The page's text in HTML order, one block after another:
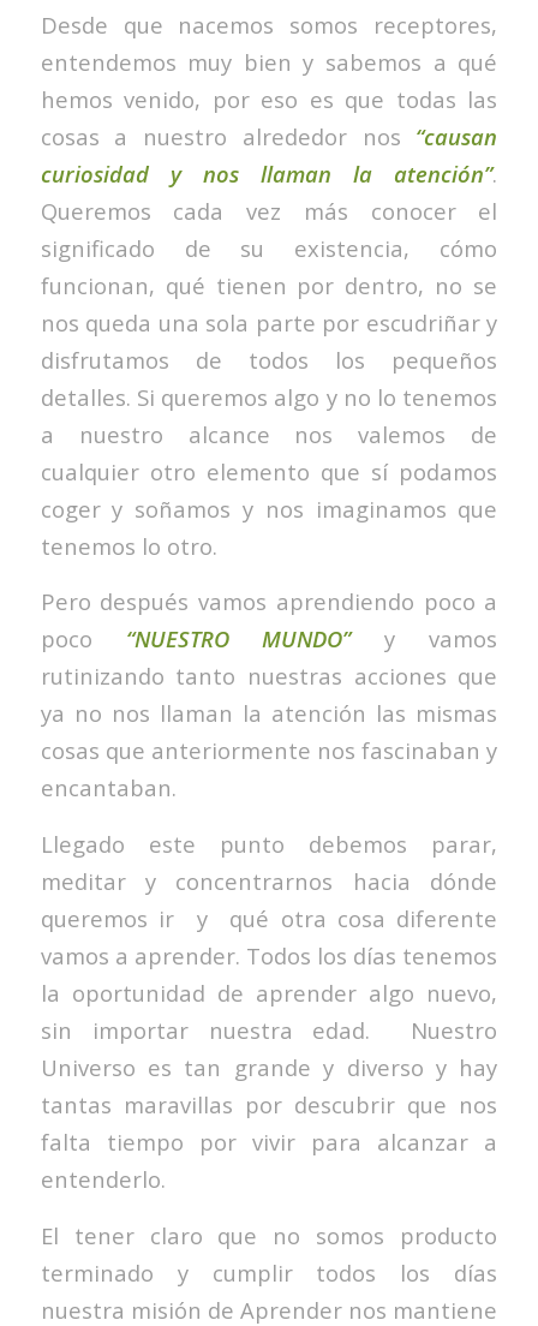
Desde que nacemos somos receptores,
entendemos muy bien y sabemos a qué
hemos venido, por eso es que todas las
cosas a nuestro alrededor nos “causan
curiosidad y nos llaman la atención”.
Queremos cada vez más conocer el
significado de su existencia, cómo
funcionan, qué tienen por dentro, no se
nos queda una sola parte por escudriñar y
disfrutamos de todos los pequeños
detalles. Si queremos algo y no lo tenemos
a nuestro alcance nos valemos de
cualquier otro elemento que sí podamos
coger y soñamos y nos imaginamos que
tenemos lo otro.
Pero después vamos aprendiendo poco a
poco “NUESTRO MUNDO”y vamos
rutinizando tanto nuestras acciones que
ya no nos llaman la atención las mismas
cosas que anteriormente nos fascinaban y
encantaban.
Llegado este punto debemos parar,
meditar y concentrarnos hacia dónde
queremos ir y qué otra cosa diferente
vamos a aprender. Todos los días tenemos
la oportunidad de aprender algo nuevo,
sin importar nuestra edad. Nuestro
Universo es tan grande y diverso y hay
tantas maravillas por descubrir que nos
falta tiempo por vivir para alcanzar a
entenderlo.
El tener claro que no somos producto
terminado y cumplir todos los días
nuestra misión de Aprender nos mantiene